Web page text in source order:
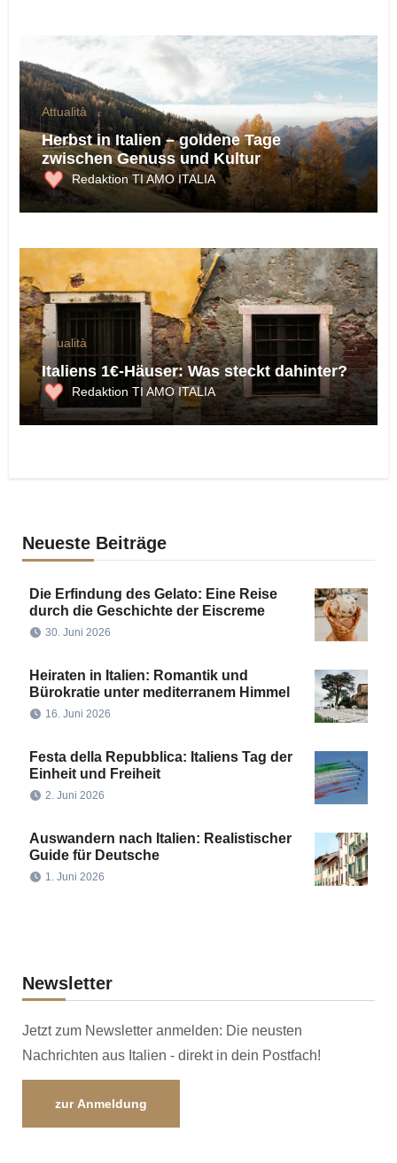
Attualità
Herbst in Italien – goldene Tage
zwischen Genuss und Kultur
Redaktion TI AMO ITALIA
Attualità
Italiens 1€-Häuser: Was steckt dahinter?
Redaktion TI AMO ITALIA
Neueste Beiträge
Die Erfindung des Gelato: Eine Reise
durch die Geschichte der Eiscreme
30. Juni 2026
Heiraten in Italien: Romantik und
Bürokratie unter mediterranem Himmel
16. Juni 2026
Festa della Repubblica: Italiens Tag der
Einheit und Freiheit
2. Juni 2026
Auswandern nach Italien: Realistischer
Guide für Deutsche
1. Juni 2026
Newsletter
Jetzt zum Newsletter anmelden: Die neusten
Nachrichten aus Italien - direkt in dein Postfach!
zur Anmeldung